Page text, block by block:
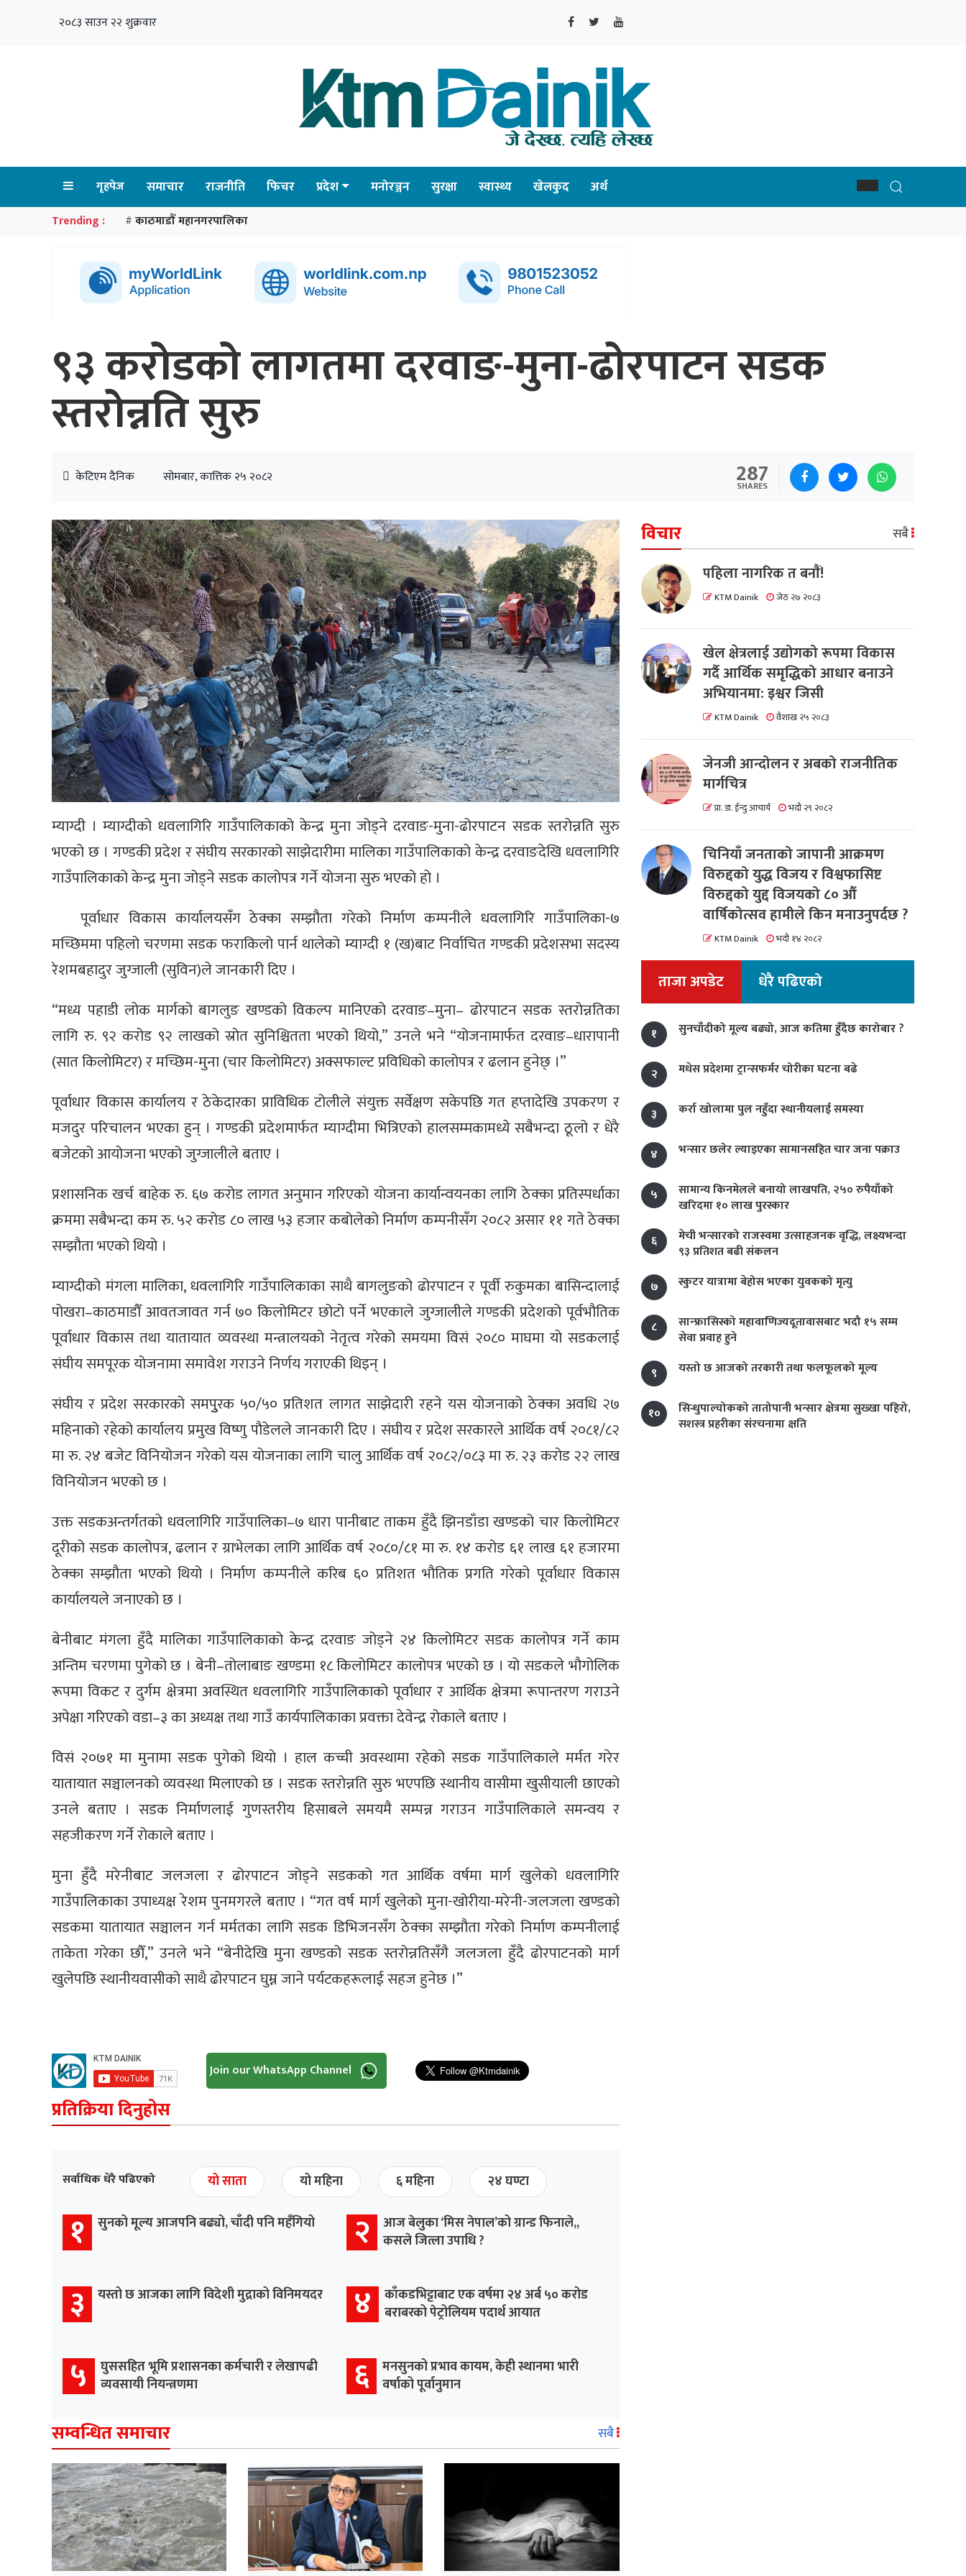
२०८३ साउन २२ शुक्रवार
गृहपेज समाचार राजनीति फिचर प्रदेश मनोरञ्जन सुरक्षा स्वास्थ्य खेलकुद अर्थ
Trending : # काठमाडौँ महानगरपालिका
९३ करोडको लागतमा दरवाङ-मुना-ढोरपाटन सडक
स्तरोन्नति सुरु
केटिएम दैनिक सोमबार, कात्तिक २५ २०८२ 287
SHARES
म्याग्दी । म्याग्दीको धवलागिरि गाउँपालिकाको केन्द्र मुना जोड्ने दरवाङ-मुना-ढोरपाटन सडक स्तरोन्नति सुरु
भएको छ । गण्डकी प्रदेश र संघीय सरकारको साझेदारीमा मालिका गाउँपालिकाको केन्द्र दरवाङदेखि धवलागिरि
गाउँपालिकाको केन्द्र मुना जोड्ने सडक कालोपत्र गर्ने योजना सुरु भएको हो ।
पूर्वाधार विकास कार्यालयसँग ठेक्का सम्झौता गरेको निर्माण कम्पनीले धवलागिरि गाउँपालिका-७
मच्छिममा पहिलो चरणमा सडक फराकिलो पार्न थालेको म्याग्दी १ (ख)बाट निर्वाचित गण्डकी प्रदेशसभा सदस्य
रेशमबहादुर जुग्जाली (सुविन)ले जानकारी दिए ।
“मध्य पहाडी लोक मार्गको बागलुङ खण्डको विकल्प मानिएको दरवाङ–मुना– ढोरपाटन सडक स्तरोन्नतिका
लागि रु. ९२ करोड ९२ लाखको स्रोत सुनिश्चितता भएको थियो,” उनले भने “योजनामार्फत दरवाङ–धारापानी
(सात किलोमिटर) र मच्छिम-मुना (चार किलोमिटर) अक्सफाल्ट प्रविधिको कालोपत्र र ढलान हुनेछ् ।”
पूर्वाधार विकास कार्यालय र ठेकेदारका प्राविधिक टोलीले संयुक्त सर्वेक्षण सकेपछि गत हप्तादेखि उपकरण र
मजदुर परिचालन भएका हुन् । गण्डकी प्रदेशमार्फत म्याग्दीमा भित्रिएको हालसम्मकामध्ये सबैभन्दा ठूलो र धेरै
बजेटको आयोजना भएको जुग्जालीले बताए ।
प्रशासनिक खर्च बाहेक रु. ६७ करोड लागत अनुमान गरिएको योजना कार्यान्वयनका लागि ठेक्का प्रतिस्पर्धाका
क्रममा सबैभन्दा कम रु. ५२ करोड ८० लाख ५३ हजार कबोलेको निर्माण कम्पनीसँग २०८२ असार ११ गते ठेक्का
सम्झौता भएको थियो ।
म्याग्दीको मंगला मालिका, धवलागिरि गाउँपालिकाका साथै बागलुङको ढोरपाटन र पूर्वी रुकुमका बासिन्दालाई
पोखरा–काठमाडौँ आवतजावत गर्न ७० किलोमिटर छोटो पर्ने भएकाले जुग्जालीले गण्डकी प्रदेशको पूर्वभौतिक
पूर्वाधार विकास तथा यातायात व्यवस्था मन्त्रालयको नेतृत्व गरेको समयमा विसं २०८० माघमा यो सडकलाई
संघीय समपूरक योजनामा समावेश गराउने निर्णय गराएकी थिइन् ।
संघीय र प्रदेश सरकारको समपुुरक ५०/५० प्रतिशत लागत साझेदारी रहने यस योजनाको ठेक्का अवधि २७
महिनाको रहेको कार्यालय प्रमुख विष्णु पौडेलले जानकारी दिए । संघीय र प्रदेश सरकारले आर्थिक वर्ष २०८१/८२
मा रु. २४ बजेट विनियोजन गरेको यस योजनाका लागि चालु आर्थिक वर्ष २०८२/०८३ मा रु. २३ करोड २२ लाख
विनियोजन भएको छ ।
उक्त सडकअन्तर्गतको धवलागिरि गाउँपालिका–७ धारा पानीबाट ताकम हुँदै झिनडाँडा खण्डको चार किलोमिटर
दूरीको सडक कालोपत्र, ढलान र ग्राभेलका लागि आर्थिक वर्ष २०८०/८१ मा रु. १४ करोड ६१ लाख ६१ हजारमा
ठेक्का सम्झौता भएको थियो । निर्माण कम्पनीले करिब ६० प्रतिशत भौतिक प्रगति गरेको पूर्वाधार विकास
कार्यालयले जनाएको छ ।
बेनीबाट मंगला हुँदै मालिका गाउँपालिकाको केन्द्र दरवाङ जोड्ने २४ किलोमिटर सडक कालोपत्र गर्ने काम
अन्तिम चरणमा पुगेको छ । बेनी–तोलाबाङ खण्डमा १८ किलोमिटर कालोपत्र भएको छ । यो सडकले भौगोलिक
रूपमा विकट र दुर्गम क्षेत्रमा अवस्थित धवलागिरि गाउँपालिकाको पूर्वाधार र आर्थिक क्षेत्रमा रूपान्तरण गराउने
अपेक्षा गरिएको वडा–३ का अध्यक्ष तथा गाउँ कार्यपालिकाका प्रवक्ता देवेन्द्र रोकाले बताए ।
विसं २०७१ मा मुनामा सडक पुगेको थियो । हाल कच्ची अवस्थामा रहेको सडक गाउँपालिकाले मर्मत गरेर
यातायात सञ्चालनको व्यवस्था मिलाएको छ । सडक स्तरोन्नति सुरु भएपछि स्थानीय वासीमा खुसीयाली छाएको
उनले बताए । सडक निर्माणलाई गुणस्तरीय हिसाबले समयमै सम्पन्न गराउन गाउँपालिकाले समन्वय र
सहजीकरण गर्ने रोकाले बताए ।
मुना हुँदै मरेनीबाट जलजला र ढोरपाटन जोड्ने सडकको गत आर्थिक वर्षमा मार्ग खुलेको धवलागिरि
गाउँपालिकाका उपाध्यक्ष रेशम पुनमगरले बताए । “गत वर्ष मार्ग खुलेको मुना-खोरीया-मरेनी-जलजला खण्डको
सडकमा यातायात सञ्चालन गर्न मर्मतका लागि सडक डिभिजनसँग ठेक्का सम्झौता गरेको निर्माण कम्पनीलाई
ताकेता गरेका छौँ,” उनले भने “बेनीदेखि मुना खण्डको सडक स्तरोन्नतिसँगै जलजला हुँदै ढोरपाटनको मार्ग
खुलेपछि स्थानीयवासीको साथै ढोरपाटन घुम्न जाने पर्यटकहरूलाई सहज हुनेछ ।”
Join our WhatsApp Channel
प्रतिक्रिया दिनुहोस
सर्वाधिक धेरै पढिएको यो साता यो महिना ६ महिना २४ घण्टा
१ सुनको मूल्य आजपनि बढ्यो, चाँदी पनि महँगियो २
आज बेलुका ‘मिस नेपाल’को ग्रान्ड फिनाले,,
कसले जित्ला उपाधि ?
३ यस्तो छ आजका लागि विदेशी मुद्राको विनिमयदर ४
काँकडभिट्टाबाट एक वर्षमा २४ अर्ब ५० करोड
बराबरको पेट्रोलियम पदार्थ आयात
५
घुससहित भूमि प्रशासनका कर्मचारी र लेखापढी
व्यवसायी नियन्त्रणमा
६ मनसुनको प्रभाव कायम, केही स्थानमा भारी
वर्षाको पूर्वानुमान
सम्वन्धित समाचार सबै
विचार सबै
पहिला नागरिक त बनाैं!
KTM Dainik जेठ २७ २०८३
खेल क्षेत्रलाई उद्योगको रूपमा विकास
गर्दै आर्थिक समृद्धिको आधार बनाउने
अभियानमा: इश्वर जिसी
KTM Dainik वैशाख २५ २०८३
जेनजी आन्दोलन र अबको राजनीतिक
मार्गचित्र
प्रा. डा. ईन्दु आचार्य भदौ २९ २०८२
चिनियाँ जनताको जापानी आक्रमण
विरुद्दको युद्ध विजय र विश्वफासिष्ट
विरुद्दको युद्द विजयको ८० औं
वार्षिकोत्सव हामीले किन मनाउनुपर्दछ ?
KTM Dainik भदौ १४ २०८२
ताजा अपडेट धेरै पढिएको
१ सुनचाँदीको मूल्य बढ्यो, आज कतिमा हुँदैछ कारोबार ?
२ मधेस प्रदेशमा ट्रान्सफर्मर चोरीका घटना बढे
३ कर्रा खोलामा पुल नहुँदा स्थानीयलाई समस्या
४ भन्सार छलेर ल्याइएका सामानसहित चार जना पक्राउ
५
सामान्य किनमेलले बनायो लाखपति, २५० रुपैयाँको
खरिदमा १० लाख पुरस्कार
६
मेची भन्सारको राजस्वमा उत्साहजनक वृद्धि, लक्ष्यभन्दा
९३ प्रतिशत बढी संकलन
७
स्कुटर यात्रामा बेहोस भएका युवकको मृत्यु
८
सान्फ्रासिस्को महावाणिज्यदूतावासबाट भदौ १५ सम्म
सेवा प्रवाह हुने
९
यस्तो छ आजको तरकारी तथा फलफूलको मूल्य
१०
सिन्धुपाल्चोकको तातोपानी भन्सार क्षेत्रमा सुख्खा पहिरो,
सशस्त्र प्रहरीका संरचनामा क्षति